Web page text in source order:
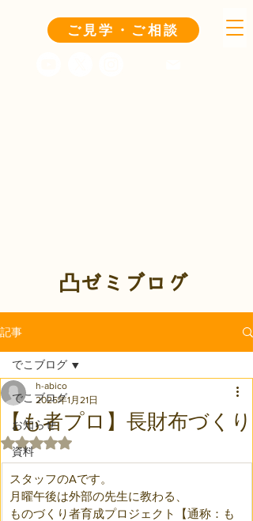
ご見学・ご相談
凸ゼミブログ
記事
でこブログ
お知らせ
資料
でこブログ
【も者プロ】長財布づくり
h-abico
2025年1月21日
5つ星のうちNaNと評価されています。
スタッフのAです。
月曜午後は外部の先生に教わる、
ものづくり者育成プロジェクト【通称：も